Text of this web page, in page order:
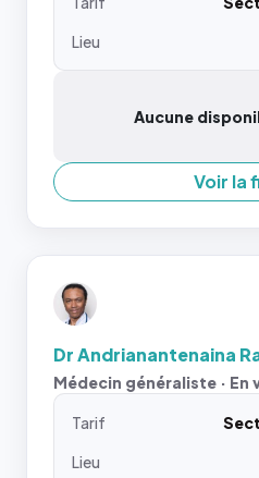
Lieu
Aucune
Voir la
Dr Andrianantenaina
Médecin généraliste · En
Tarif
Lieu